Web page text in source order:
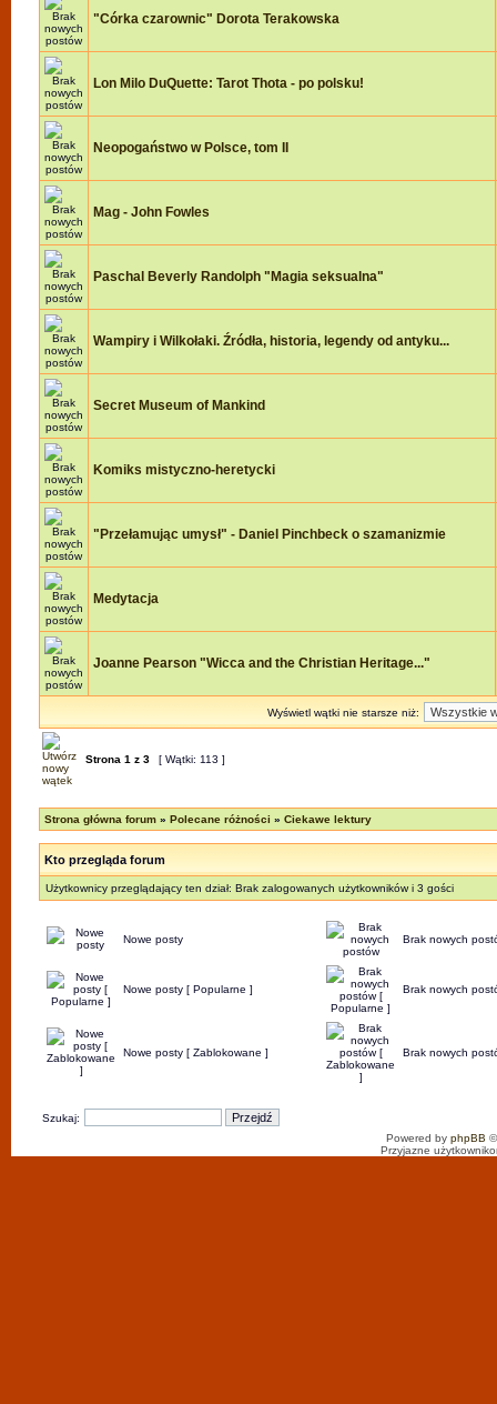
"Córka czarownic" Dorota Terakowska
Lon Milo DuQuette: Tarot Thota - po polsku!
Neopogaństwo w Polsce, tom II
Mag - John Fowles
Paschal Beverly Randolph "Magia seksualna"
Wampiry i Wilkołaki. Źródła, historia, legendy od antyku...
Secret Museum of Mankind
Komiks mistyczno-heretycki
"Przełamując umysł" - Daniel Pinchbeck o szamanizmie
Medytacja
Joanne Pearson "Wicca and the Christian Heritage..."
Wyświetl wątki nie starsze niż:
Strona 1 z 3 [ Wątki: 113 ]
Strona główna forum » Polecane różności » Ciekawe lektury
Kto przegląda forum
Użytkownicy przeglądający ten dział: Brak zalogowanych użytkowników i 3 gości
Nowe posty Brak nowych
Nowe posty [ Popularne ] Brak nowych
Nowe posty [ Zablokowane ] Brak nowych
Szukaj:
Powered by phpBB
Przyjazne